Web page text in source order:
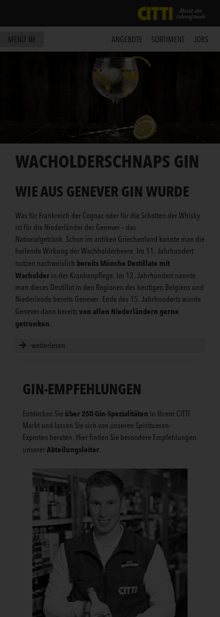
ANGEBOTE SORTIMENT JOBS
WACHOLDERSCHNAPS GIN
WIE AUS GENEVER GIN WURDE
Was für Frankreich der Cognac oder für die Schotten der Whisky
ist für die Niederländer der Genever – das
Nationalgetränk. Schon im antiken Griechenland kannte man die
heilende Wirkung der Wachholderbeere. Im 11. Jahrhundert
nutzen nachweislich bereits Mönche Destillate mit
Wacholder in der Krankenpflege. Im 12. Jahrhundert nannte
man dieses Destillat in den Regionen des heutigen Belgiens und
Niederlande bereits Genever. Ende des 15. Jahrhunderts wurde
Genever dann bereits von allen Niederländern gerne
getrunken.
weiterlesen
GIN-EMPFEHLUNGEN
Entdecken Sie über 250 Gin-Spezialitäten in Ihrem CITTI
Markt und lassen Sie sich von unseren Spirituosen-
Experten beraten. Hier finden Sie besondere Empfehlungen
unserer Abteilungsleiter.
MENÜ